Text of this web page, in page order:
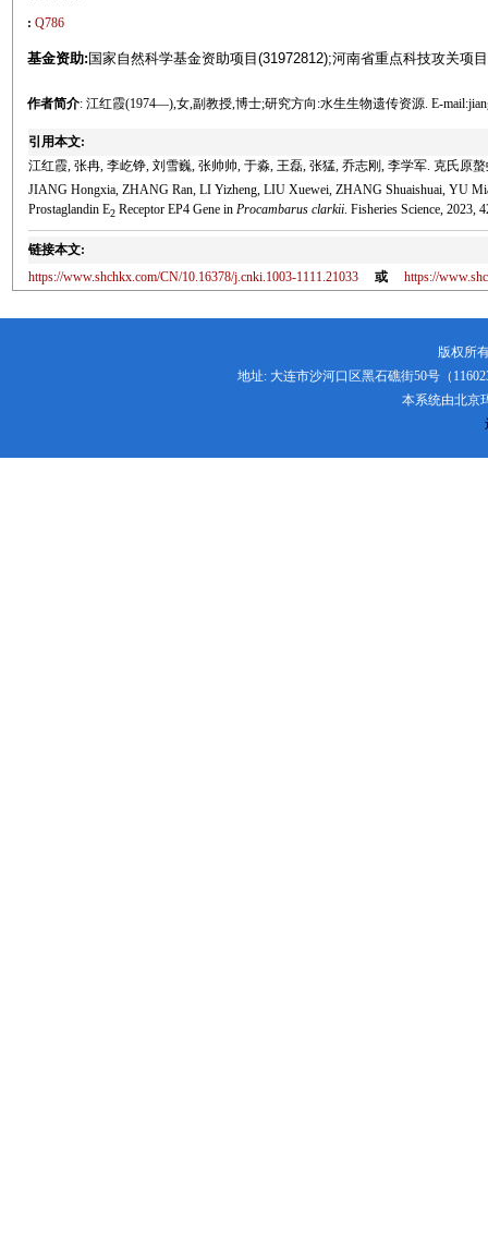
: Q786
基金资助: 国家自然科学基金资助项目(31972812);河南省重点科技攻关项
作者简介: 江红霞(1974—),女,副教授,博士;研究方向:水生生物遗传资源. E-
引用本文:
江红霞, 张冉, 李屹铮, 刘雪巍, 张帅帅, 于淼, 王磊, 张猛, 乔志刚, 李学军. 克氏原
JIANG Hongxia, ZHANG Ran, LI Yizheng, LIU Xuewei, ZHANG Shuaishuai, YU
Prostaglandin E2 Receptor EP4 Gene inProcambarus clarkii. Fisheries Science, 2023,
链接本文:
https://www.shchkx.com/CN/10.16378/j.cnki.1003-1111.21033
或 https://
版权所
地址: 大连市沙河口区黑石礁街50号（
本系统由北京